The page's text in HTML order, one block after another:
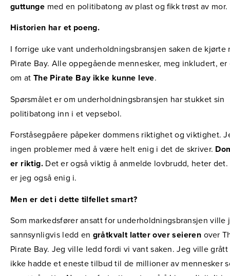
guttunge med en politibatong av plast og fikk trøst av mor.
Historien har et poeng.
I forrige uke vant underholdningsbransjen saken de kjørte
Pirate Bay. Alle oppegående mennesker, meg inkludert,
om at The Pirate Bay ikke kunne leve.
Spørsmålet er om underholdningsbransjen har stukket sin
politibatong inn i et vepsebol.
Forståsegpåere påpeker dommens riktighet og viktighet.
ingen problemer med å være helt enig i det de skriver.
er riktig. Det er også viktig å anmelde lovbrudd, heter
er jeg også enig i.
Men er det i dette tilfellet smart?
Som markedsfører ansatt for underholdningsbransjen ville
sannsynligvis ledd en gråtkvalt latter over seieren over
Pirate Bay. Jeg ville ledd fordi vi vant saken. Jeg ville
ikke hadde et eneste tilbud til de millioner av mennesker